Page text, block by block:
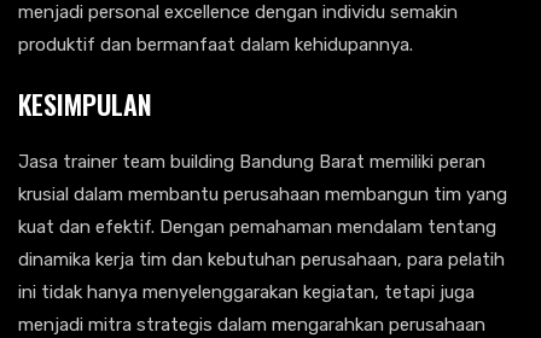
menjadi personal excellence dengan individu semakin
produktif dan bermanfaat dalam kehidupannya.
KESIMPULAN
Jasa trainer team building Bandung Barat memiliki peran
krusial dalam membantu perusahaan membangun tim yang
kuat dan efektif. Dengan pemahaman mendalam tentang
dinamika kerja tim dan kebutuhan perusahaan, para pelatih
ini tidak hanya menyelenggarakan kegiatan, tetapi juga
menjadi mitra strategis dalam mengarahkan perusahaan